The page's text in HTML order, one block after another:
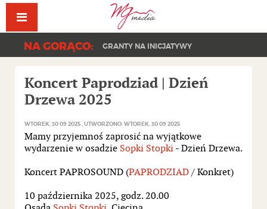
NA GORĄCO: GRANTY NA INICJATYWY
Koncert Paprodziad | Dzień
Drzewa 2025
WTOREK, 30 09 2025 UTWORZONO: WTOREK, 30 09 2025
Mamy przyjemnoś zaprosić na wyjątkowe
wydarzenie w osadzie Sopki Stopki - Dzień Drzewa.
Koncert PAPROSOUND (PAPRODZIAD / Konkret)
10 października 2025, godz. 20.00